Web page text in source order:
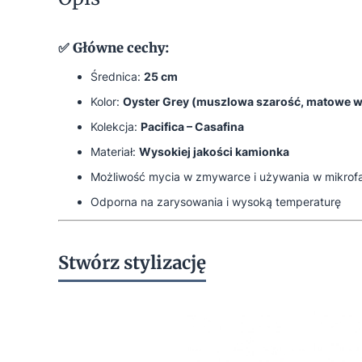
✅ Główne cechy:
Średnica: 25 cm
Kolor: Oyster Grey (muszlowa szarość, matowe
Kolekcja: Pacifica – Casafina
Materiał: Wysokiej jakości kamionka
Możliwość mycia w zmywarce i używania w
Odporna na zarysowania i wysoką temperaturę
Stwórz stylizację